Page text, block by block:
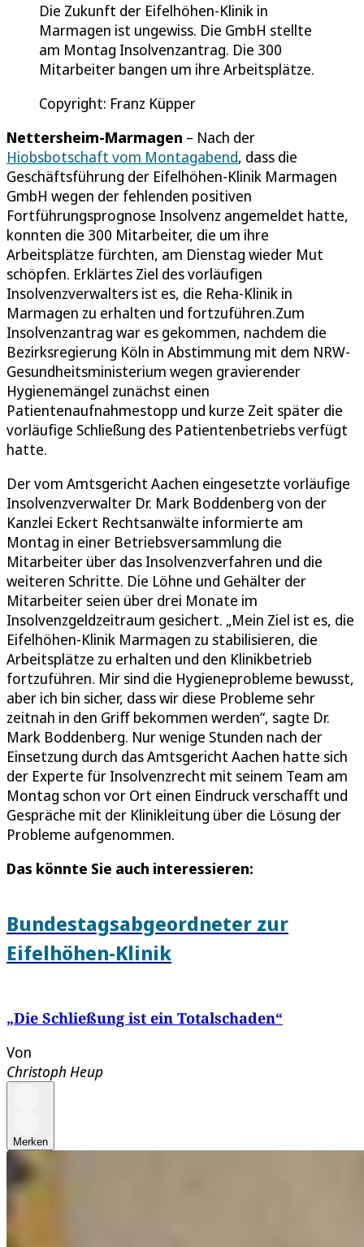
Die Zukunft der Eifelhöhen-Klinik in
Marmagen ist ungewiss. Die GmbH stellte
am Montag Insolvenzantrag. Die 300
Mitarbeiter bangen um ihre Arbeitsplätze.
Copyright: Franz Küpper
Nettersheim-Marmagen – Nach der
Hiobsbotschaft vom Montagabend, dass die
Geschäftsführung der Eifelhöhen-Klinik Marmagen
GmbH wegen der fehlenden positiven
Fortführungsprognose Insolvenz angemeldet hatte,
konnten die 300 Mitarbeiter, die um ihre
Arbeitsplätze fürchten, am Dienstag wieder Mut
schöpfen. Erklärtes Ziel des vorläufigen
Insolvenzverwalters ist es, die Reha-Klinik in
Marmagen zu erhalten und fortzuführen.Zum
Insolvenzantrag war es gekommen, nachdem die
Bezirksregierung Köln in Abstimmung mit dem NRW-
Gesundheitsministerium wegen gravierender
Hygienemängel zunächst einen
Patientenaufnahmestopp und kurze Zeit später die
vorläufige Schließung des Patientenbetriebs verfügt
hatte.
Der vom Amtsgericht Aachen eingesetzte vorläufige
Insolvenzverwalter Dr. Mark Boddenberg von der
Kanzlei Eckert Rechtsanwälte informierte am
Montag in einer Betriebsversammlung die
Mitarbeiter über das Insolvenzverfahren und die
weiteren Schritte. Die Löhne und Gehälter der
Mitarbeiter seien über drei Monate im
Insolvenzgeldzeitraum gesichert. „Mein Ziel ist es, die
Eifelhöhen-Klinik Marmagen zu stabilisieren, die
Arbeitsplätze zu erhalten und den Klinikbetrieb
fortzuführen. Mir sind die Hygieneprobleme bewusst,
aber ich bin sicher, dass wir diese Probleme sehr
zeitnah in den Griff bekommen werden“, sagte Dr.
Mark Boddenberg. Nur wenige Stunden nach der
Einsetzung durch das Amtsgericht Aachen hatte sich
der Experte für Insolvenzrecht mit seinem Team am
Montag schon vor Ort einen Eindruck verschafft und
Gespräche mit der Klinikleitung über die Lösung der
Probleme aufgenommen.
Das könnte Sie auch interessieren:
Bundestagsabgeordneter zur
Eifelhöhen-Klinik
„Die Schließung ist ein Totalschaden“
Von
Christoph Heup
Merken